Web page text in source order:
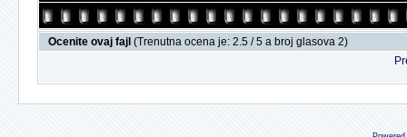
Ocenite ovaj fajl (Trenutna ocena je: 2.5 / 5 a broj glasova 2)